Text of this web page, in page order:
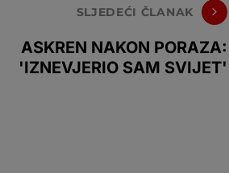
SLJEDEĆI ČLANAK
ASKREN NAKON PORAZA:
'IZNEVJERIO SAM SVIJET'